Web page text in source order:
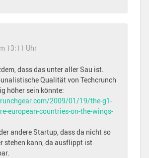
13:11 Uhr
dass das unter aller Sau ist.
Qualität von Techcrunch
höher sein könnte:
2009/01/19/the-g1-
european-countries-on-the-wings-
andere Startup, dass da nicht so
stehen kann, da ausflippt ist